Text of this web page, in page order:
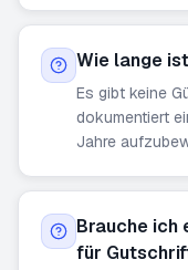
Wie lange
Es gibt keine
dokumentiert
Jahre
Brauche ich
für